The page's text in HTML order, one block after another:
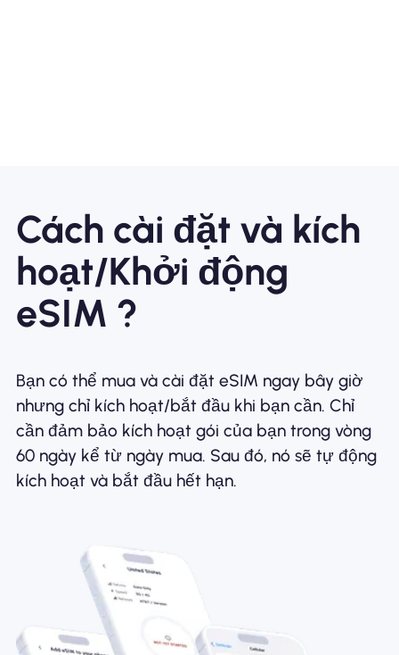
Cách cài đặt và kích
hoạt/Khởi động
eSIM ?
Bạn có thể mua và cài đặt eSIM ngay bây giờ
nhưng chỉ kích hoạt/bắt đầu khi bạn cần. Chỉ
cần đảm bảo kích hoạt gói của bạn trong vòng
60 ngày kể từ ngày mua. Sau đó, nó sẽ tự động
kích hoạt và bắt đầu hết hạn.